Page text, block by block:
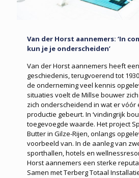
Van der Horst aannemers: ‘In
kun je je onderscheiden’
Van der Horst aannemers heeft
geschiedenis, terugvoerend tot
de onderneming veel kennis
situaties voelt de Millse bouwer
zich onderscheidend in wat er vóór
productie gebeurt. In ‘vindingrijk
toegevoegde waarde. Het project
Butter in Gilze-Rijen, onlangs
voorbeeld van. In de aanleg van
sporthallen, hotels en
Horst aannemers een sterke
Samen met Terberg Totaal